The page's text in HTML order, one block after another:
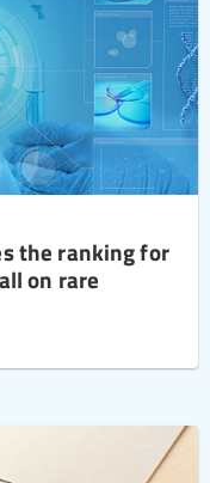
the ranking for
on rare